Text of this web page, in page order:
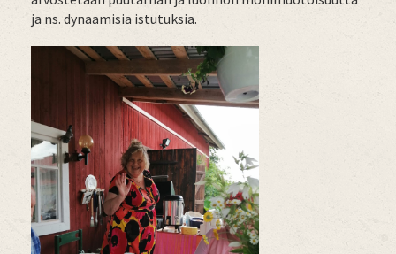
ja ns. dynaamisia istutuksia.